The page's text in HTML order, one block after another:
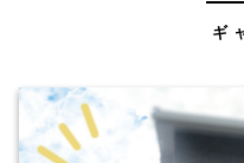
ギ